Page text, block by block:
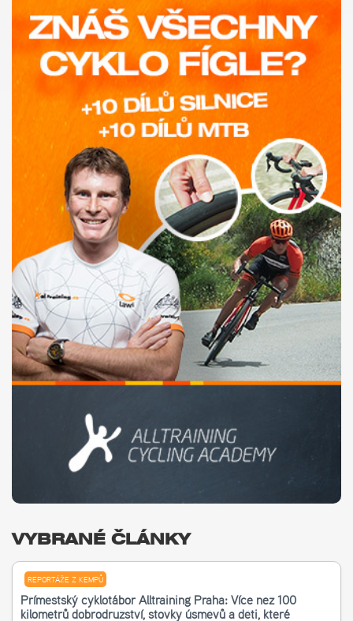
VYBRANÉ ČLÁNKY
REPORTÁŽE Z KEMPŮ
Příměstský cyklotábor Alltraining Praha: Více než 100
kilometrů dobrodružství, stovky úsměvů a děti, které